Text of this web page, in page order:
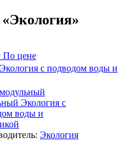
По цене
с подводом воды и
Экология с
воды и
Экология